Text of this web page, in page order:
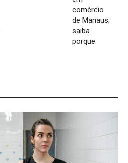
comércio
de Manaus;
saiba
porque